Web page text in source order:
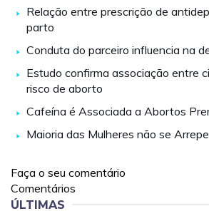
Relação entre prescrição de
parto
Conduta do parceiro influencia na
Estudo confirma associação entre
risco de aborto
Cafeína é Associada a Abortos
Maioria das Mulheres não se
Faça o seu comentário
Comentários
ÚLTIMAS